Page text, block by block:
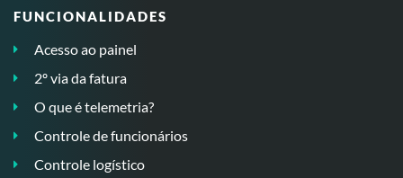
FUNCIONALIDADES
Acesso ao painel
2º via da fatura
O que é telemetria?
Controle de funcionários
Controle logístico